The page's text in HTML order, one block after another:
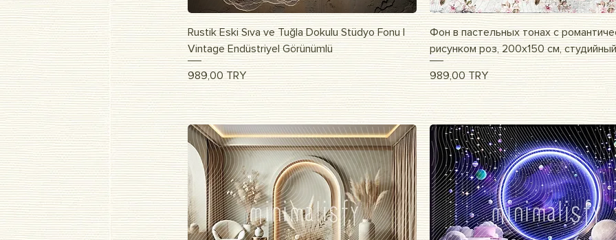
Быстрый просмотр
Rustik Eski Sıva ve Tuğla Dokulu Stüdyo Fonu |
Vintage Endüstriyel Görünümlü
Цена
989,00 TRY
Быстрый просмотр
Фон в пастельных тонах с
рисунком роз, 200x150 см,
Цена
989,00 TRY